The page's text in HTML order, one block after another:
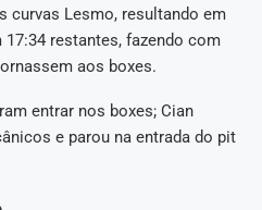
curvas Lesmo, resultando em
restantes, fazendo com
aos boxes.
entrar nos boxes; Cian
e parou na entrada do pit